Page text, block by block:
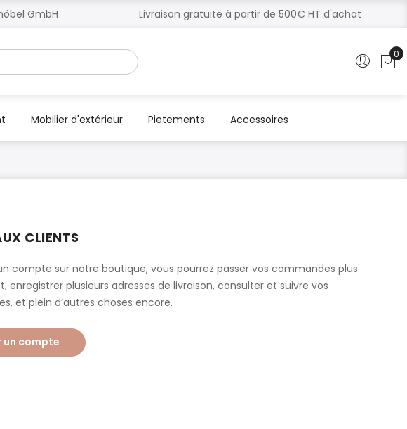
GmbH Livraison gratuite à partir de 500€ HT d'achat
0
Mobilier d'extérieur Pietements Accessoires
CLIENTS
compte sur notre boutique, vous pourrez passer vos commandes plus
enregistrer plusieurs adresses de livraison, consulter et suivre vos
et plein d’autres choses encore.
un compte